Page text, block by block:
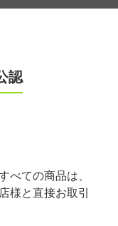
認
べての商品は、
様と直接お取引